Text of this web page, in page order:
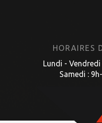
HORAIRES
Lundi -
Samedi :